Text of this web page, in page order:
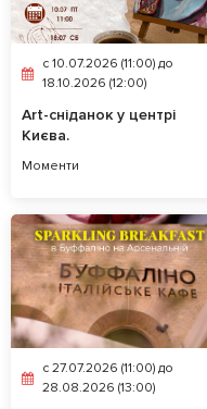
c 10.07.2026 (11:00) до
18.10.2026 (12:00)
Art-сніданок у центрі
Києва.
Моменти
c 27.07.2026 (11:00) до
28.08.2026 (13:00)